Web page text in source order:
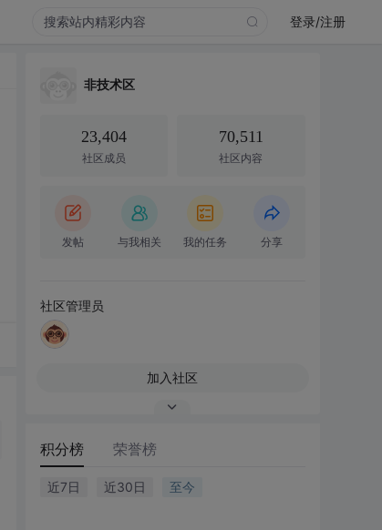
登录/注册
非技术区
23,404
社区成员
70,511
社区内容
发帖 与我相关 我的任务 分享
社区管理员
加入社区
积分榜 荣誉榜
近7日 近30日 至今